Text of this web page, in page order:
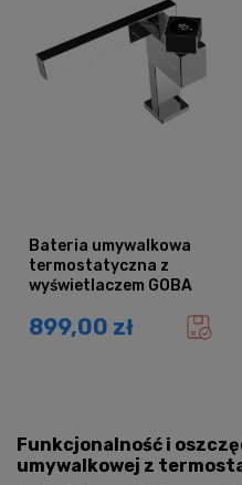
Bateria umywalkowa
termostatyczna z
wyświetlaczem GOBA
899,00 zł
Funkcjonalność i
umywalkowej z